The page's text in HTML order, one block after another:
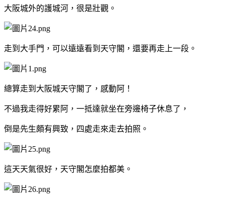
大阪城外的護城河，很是壯觀。
走到大手門，可以遠遠看到天守閣，還要再走上一段。
總算走到大阪城天守閣了，感動阿！
不過我走得好累阿，一抵達就坐在旁邊椅子休息了，
倒是先生頗有興致，四處走來走去拍照。
這天天氣很好，天守閣怎麼拍都美。